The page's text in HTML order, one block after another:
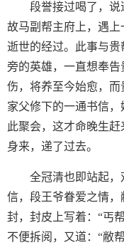
段誉接过喝了，说
故马副帮主府上，遇
逝世的经过。此事与
旁的英雄，一直想奉
伤，将养至今始愈，而
家父修下的一通书信
此聚会，这才命晚生
身来，递了过去。
全冠清也即站起，
信，段王爷眷爱之情，
封，封皮上写着：“丐
不便拆阅，又道：“敝